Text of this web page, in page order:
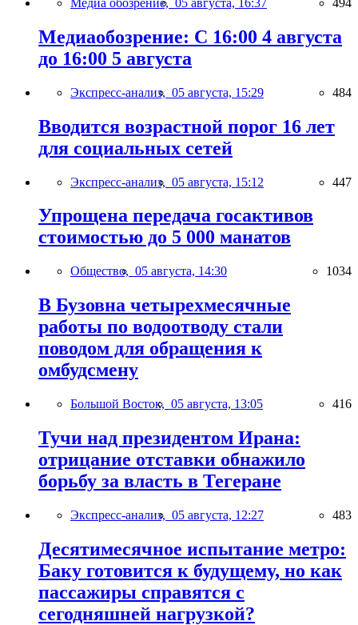
Медиа обозрение, 05 августа, 16:37 494
Медиаобозрение: С 16:00 4 августа
до 16:00 5 августа
Экспресс-анализ, 05 августа, 15:29 484
Вводится возрастной порог 16 лет
для социальных сетей
Экспресс-анализ, 05 августа, 15:12 447
Упрощена передача госактивов
стоимостью до 5 000 манатов
Общество, 05 августа, 14:30 1034
В Бузовна четырехмесячные
работы по водоотводу стали
поводом для обращения к
омбудсмену
Большой Восток, 05 августа, 13:05 416
Тучи над президентом Ирана:
отрицание отставки обнажило
борьбу за власть в Тегеране
Экспресс-анализ, 05 августа, 12:27 483
Десятимесячное испытание метро:
Баку готовится к будущему, но как
пассажиры справятся с
сегодняшней нагрузкой?